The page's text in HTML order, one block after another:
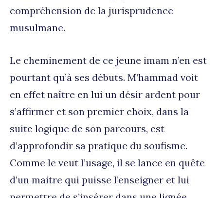
compréhension de la jurisprudence
musulmane.
Le cheminement de ce jeune imam n’en est
pourtant qu’à ses débuts. M’hammad voit
en effet naître en lui un désir ardent pour
s’affirmer et son premier choix, dans la
suite logique de son parcours, est
d’approfondir sa pratique du soufisme.
Comme le veut l’usage, il se lance en quête
d’un maitre qui puisse l’enseigner et lui